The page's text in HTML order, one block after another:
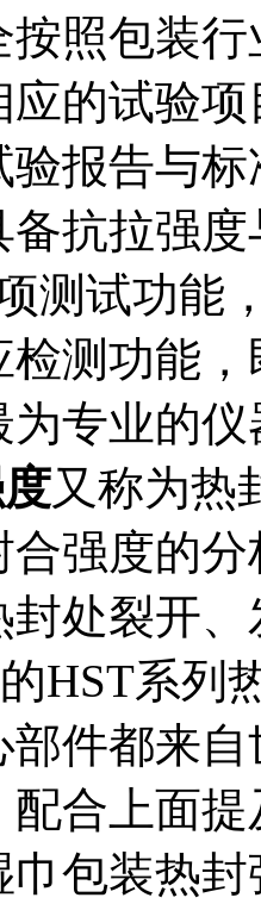
照包装
应的试验
验报告与
抗拉强
测试功能
测功能
为专业的仪
又称为热
强度的
封处裂开
HST系列
件都来
合上面
巾包装热